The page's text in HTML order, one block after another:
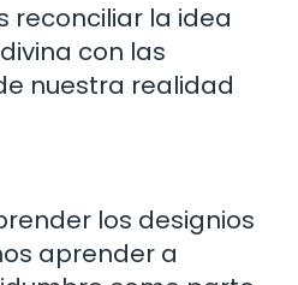
reconciliar la idea
con las
nuestra realidad
los designios
aprender a